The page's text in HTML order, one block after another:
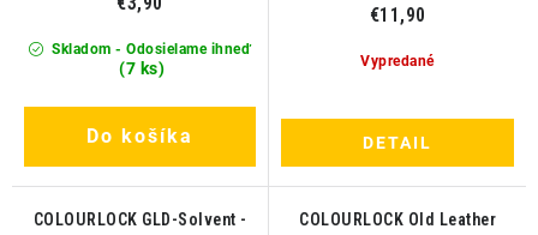
Skladom - Odosielame ihneď
(7 ks)
Do košíka
Vypredané
€11,90
DETAIL
COLOURLOCK GLD-Solvent -
COLOURLOCK Old Leather